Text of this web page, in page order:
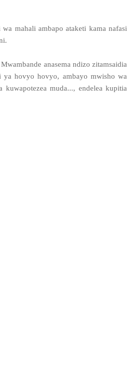
mahali ambapo ataketi kama nafasi
anasema ndizo zitamsaidia
ya hovyo hovyo, ambayo mwisho wa
kuwapotezea muda..., endelea kupitia